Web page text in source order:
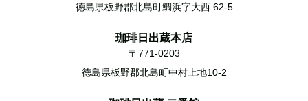
徳島県板野郡北島町鯛浜字大西 62-5
珈琲日出蔵本店
〒771-0203
徳島県板野郡北島町中村上地10-2